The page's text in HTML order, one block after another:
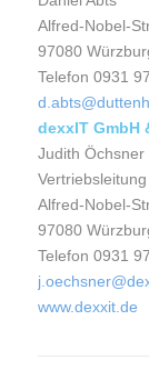
Alfred-Nobel-
97080
Telefon 0931
dexxIT GmbH
Judith Öchsner
Alfred-Nobel-
97080
Telefon 0931
www.dexxit.de